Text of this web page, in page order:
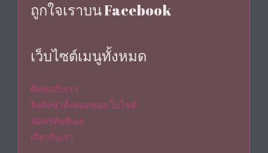
ถูกใจเราบน Facebook
เว็บไซต์เมนูทั้งหมด
ติดต่อกับเรา
ลิงค์หน้าทั้งหมดของเว็บไซต์
สมัครทันทีเลย
เกี่ยวกับเรา